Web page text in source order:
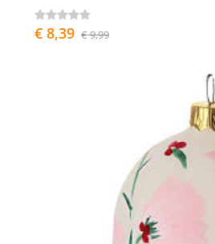
€ 8,39 € 9,99